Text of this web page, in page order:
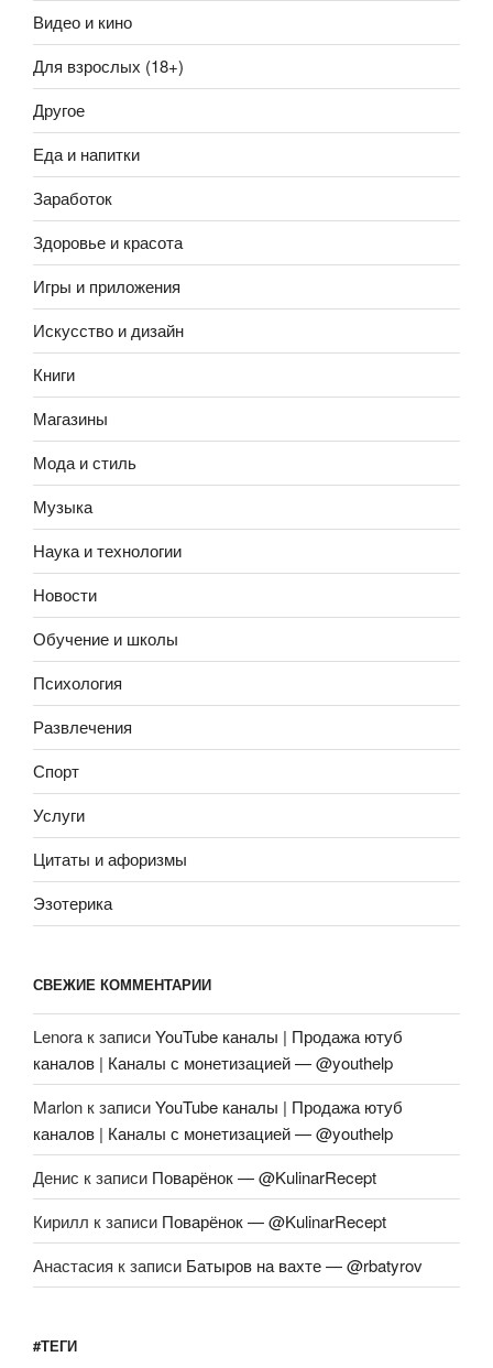
Видео и кино
Для взрослых (18+)
Другое
Еда и напитки
Заработок
Здоровье и красота
Игры и приложения
Искусство и дизайн
Книги
Магазины
Мода и стиль
Музыка
Наука и технологии
Новости
Обучение и школы
Психология
Развлечения
Спорт
Услуги
Цитаты и афоризмы
Эзотерика
СВЕЖИЕ КОММЕНТАРИИ
Lenora к записиYouTube каналы | Продажа ютуб
каналов | Каналы с монетизацией — @youthelp
Marlon к записиYouTube каналы | Продажа ютуб
каналов | Каналы с монетизацией — @youthelp
Денис к записи Поварёнок — @KulinarRecept
Кирилл к записи Поварёнок — @KulinarRecept
Анастасия к записи Батыров на вахте — @rbatyrov
#ТЕГИ